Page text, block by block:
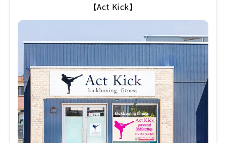
【Act Kick】